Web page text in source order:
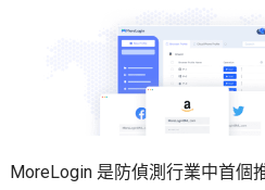
MoreLogin 是防偵測行業中首個